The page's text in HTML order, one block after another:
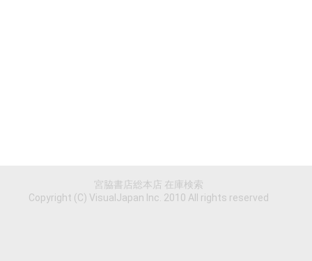
宮脇書店総本店 在庫検索
Copyright (C) VisualJapan Inc. 2010 All rights reserved